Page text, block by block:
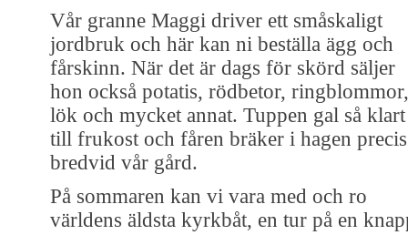
Vår granne Maggi driver ett småskaligt
jordbruk och här kan ni beställa ägg och
fårskinn. När det är dags för skörd säljer
hon också potatis, rödbetor, ringblommor,
lök och mycket annat. Tuppen gal så klart
till frukost och fåren bräker i hagen precis
bredvid vår gård.
På sommaren kan vi vara med och ro
världens äldsta kyrkbåt, en tur på en